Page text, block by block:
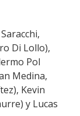
Di Lollo),
Pol
Medina,
Kevin
y Lucas